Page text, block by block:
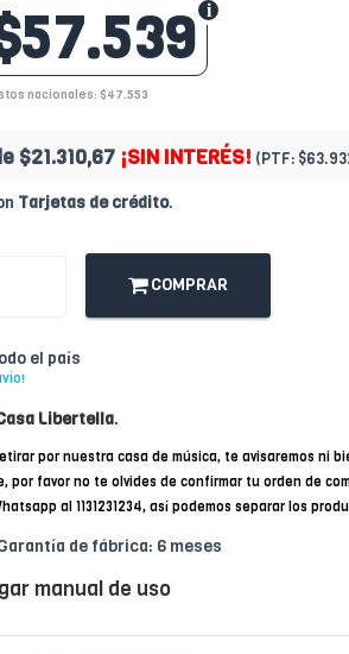
nacionales: $47.553
$21.310,67 ¡SIN INTERÉS! (PTF:
Tarjetas de crédito.
COMPRAR
el país
Libertella.
por nuestra casa de música, te avisaremos ni
por favor no te olvides de confirmar tu orden de
al 1131231234, así podemos separar los
de fábrica: 6 meses
manual de uso